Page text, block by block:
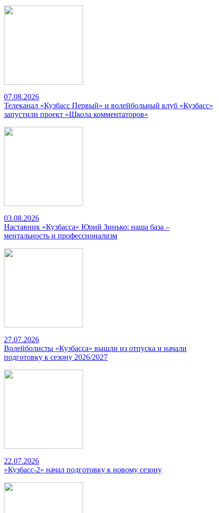
07.08.2026
Телеканал «Кузбасс Первый» и волейбольный клуб «Кузбасс»
запустили проект «Школа комментаторов»
03.08.2026
Наставник «Кузбасса» Юрий Зинько: наша база –
ментальность и профессионализм
27.07.2026
Волейболисты «Кузбасса» вышли из отпуска и начали
подготовку к сезону 2026/2027
22.07.2026
«Кузбасс-2» начал подготовку к новому сезону